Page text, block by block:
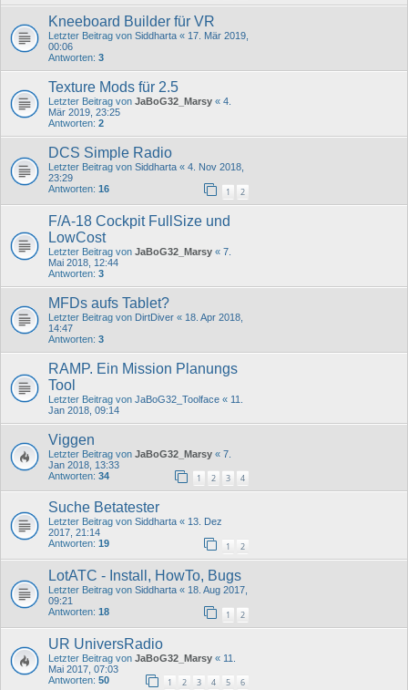
Kneeboard Builder für VR
Letzter Beitrag von Siddharta « 17. Mär 2019,
00:06
Antworten: 3
Texture Mods für 2.5
Letzter Beitrag von JaBoG32_Marsy « 4.
Mär 2019, 23:25
Antworten: 2
DCS Simple Radio
Letzter Beitrag von Siddharta « 4. Nov 2018,
23:29
Antworten: 16 1 2
F/A-18 Cockpit FullSize und
LowCost
Letzter Beitrag von JaBoG32_Marsy « 7.
Mai 2018, 12:44
Antworten: 3
MFDs aufs Tablet?
Letzter Beitrag von DirtDiver « 18. Apr 2018,
14:47
Antworten: 3
RAMP. Ein Mission Planungs
Tool
Letzter Beitrag von JaBoG32_Toolface « 11.
Jan 2018, 09:14
Viggen
Letzter Beitrag von JaBoG32_Marsy « 7.
Jan 2018, 13:33
Antworten: 34 1 2 3 4
Suche Betatester
Letzter Beitrag von Siddharta « 13. Dez
2017, 21:14
Antworten: 19 1 2
LotATC - Install, HowTo, Bugs
Letzter Beitrag von Siddharta « 18. Aug 2017,
09:21
Antworten: 18 1 2
UR UniversRadio
Letzter Beitrag von JaBoG32_Marsy « 11.
Mai 2017, 07:03
Antworten: 50 1 2 3 4 5 6